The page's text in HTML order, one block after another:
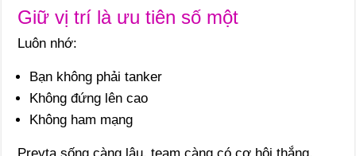
Giữ vị trí là ưu tiên số một
Luôn nhớ:
Bạn không phải tanker
Không đứng lên cao
Không ham mạng